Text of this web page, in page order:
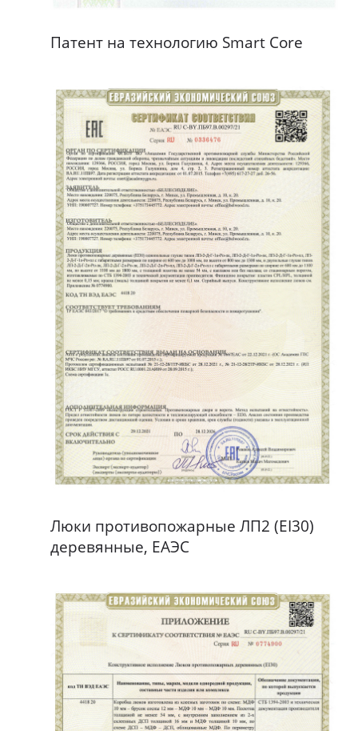
Патент на технологию Smart Core
Люки противопожарные ЛП2 (EI30)
деревянные, ЕАЭС